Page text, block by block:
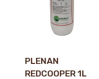
PLENAN
REDCOOPER 1L